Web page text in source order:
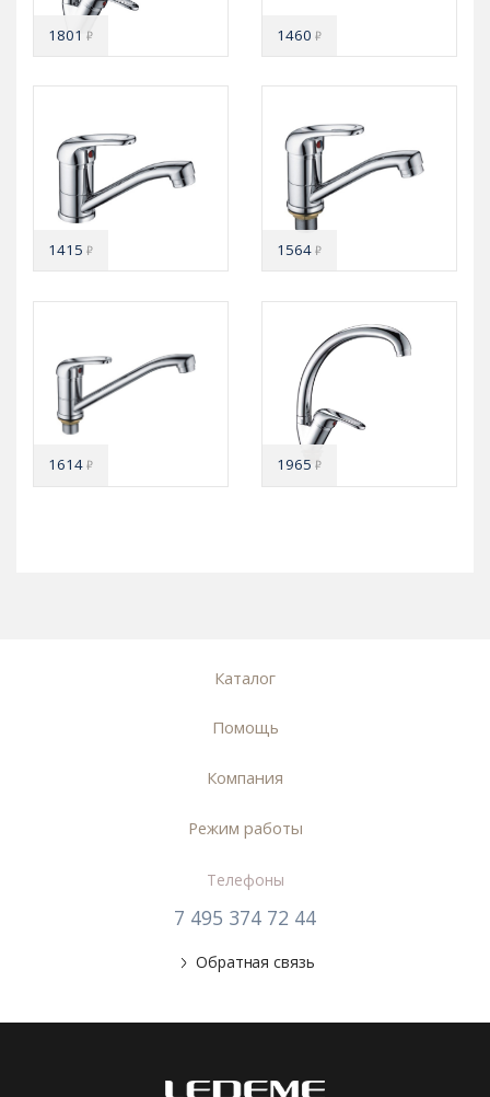
1801₽ 1460₽
1415₽ 1564₽
1614₽ 1965₽
Каталог
Помощь
Компания
Режим работы
Телефоны
7 495 374 72 44
Обратная связь